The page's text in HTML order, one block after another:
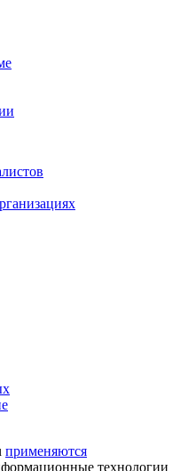
применяются
технологии